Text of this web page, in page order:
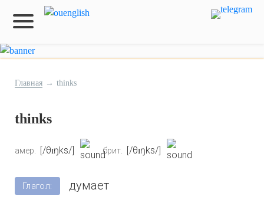
Главная → thinks
thinks
амер. [/θɪŋks/] брит. [/θɪŋks/]
Глагол: думает